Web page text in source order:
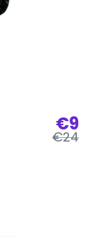
Prix
de
€9
Prix
€24